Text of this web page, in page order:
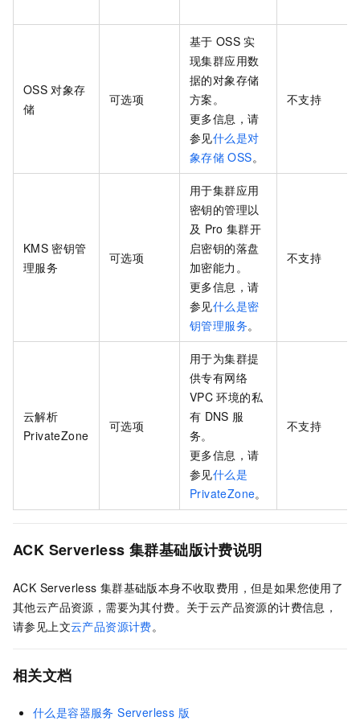
OSS 对象存
储
可选项
基于 OSS 实
现集群应用数
据的对象存储
方案。
更多信息，请
参见什么是对
象存储 OSS。
不支持
KMS 密钥管
理服务
可选项
用于集群应用
密钥的管理以
及 Pro 集群开
启密钥的落盘
加密能力。
更多信息，请
参见什么是密
钥管理服务。
不支持
云解析
PrivateZone
可选项
用于为集群提
供专有网络
VPC 环境的私
有 DNS 服
务。
更多信息，请
参见什么是
PrivateZone。
不支持
ACK Serverless 集群基础版计费说明
ACK Serverless 集群基础版本身不收取费用，但是如果您使用了
其他云产品资源，需要为其付费。关于云产品资源的计费信息，
请参见上文云产品资源计费。
相关文档
什么是容器服务 Serverless 版